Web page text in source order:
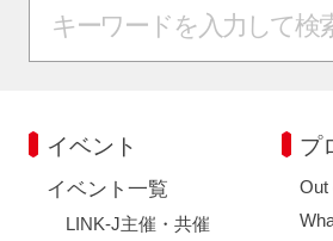
イベント
イベント一覧
LINK-J主催・共催
プ
Out